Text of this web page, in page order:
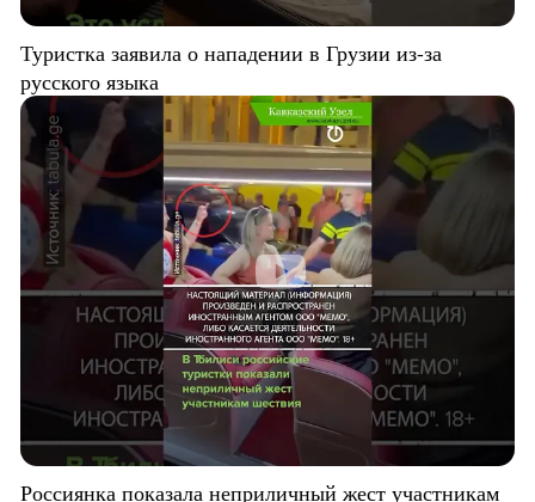
Туристка заявила о нападении в Грузии из-за
русского языка
Россиянка показала неприличный жест участникам